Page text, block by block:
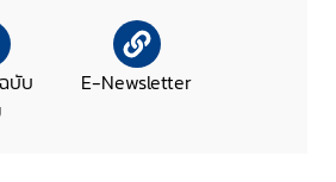
บับ
E-Newsletter